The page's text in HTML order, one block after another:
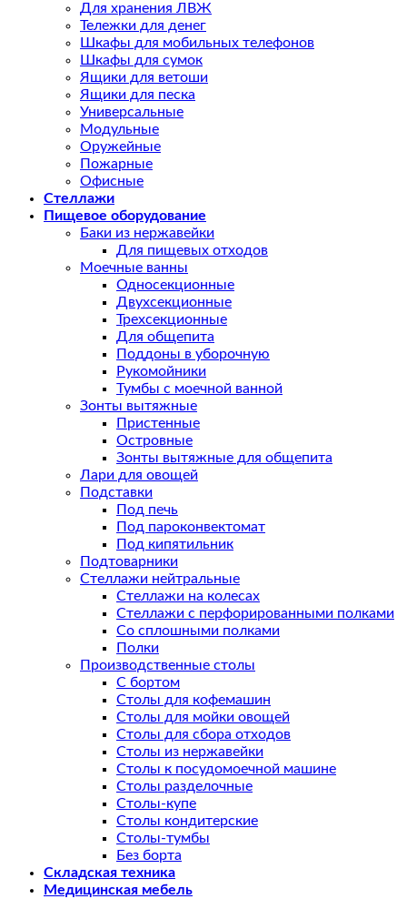
Для хранения ЛВЖ
Тележки для денег
Шкафы для мобильных телефонов
Шкафы для сумок
Ящики для ветоши
Ящики для песка
Универсальные
Модульные
Оружейные
Пожарные
Офисные
Стеллажи
Пищевое оборудование
Баки из нержавейки
Для пищевых отходов
Моечные ванны
Односекционные
Двухсекционные
Трехсекционные
Для общепита
Поддоны в уборочную
Рукомойники
Тумбы с моечной ванной
Зонты вытяжные
Пристенные
Островные
Зонты вытяжные для общепита
Лари для овощей
Подставки
Под печь
Под пароконвектомат
Под кипятильник
Подтоварники
Стеллажи нейтральные
Стеллажи на колесах
Стеллажи с перфорированными полками
Со сплошными полками
Полки
Производственные столы
С бортом
Столы для кофемашин
Столы для мойки овощей
Столы для сбора отходов
Столы из нержавейки
Столы к посудомоечной машине
Столы разделочные
Столы-купе
Столы кондитерские
Столы-тумбы
Без борта
Складская техника
Медицинская мебель